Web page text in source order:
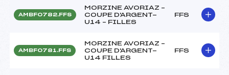
AMBF0782.FFS
MORZINE AVORIAZ –
COUPE D'ARGENT-
U14 – FILLES
FFS
AMBF0781.FFS
MORZINE AVORIAZ –
COUPE D'ARGENT-
U14 FILLES
FFS